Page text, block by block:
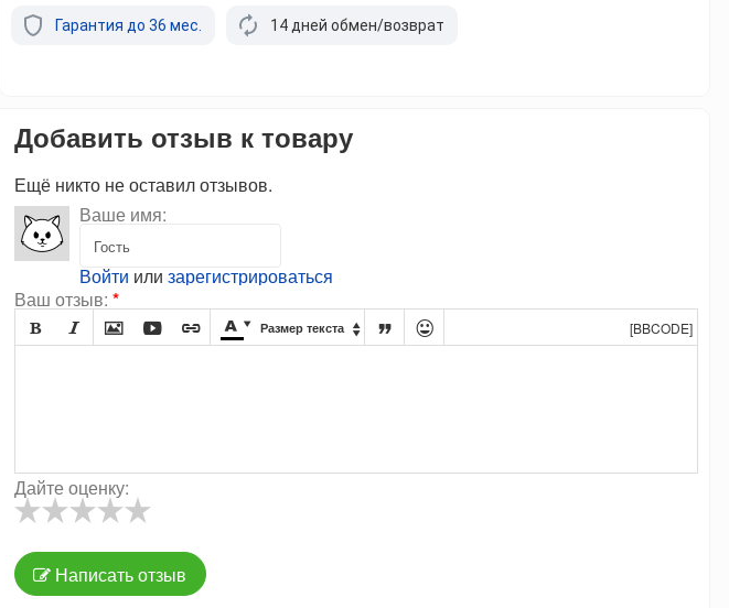
Гарантия до 36 мес. 14 дней обмен/возврат
Добавить отзыв к товару
Ещё никто не оставил отзывов.
Ваше имя:
Войти или зарегистрироваться
Ваш отзыв: *
       Размер текста    [BBCODE]
Дайте оценку:
Написать отзыв